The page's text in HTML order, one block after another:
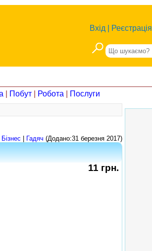
Вхід Реєстрація
Побут Робота
Послуги
Бізнес Гадяч (Додано:31 березня 2017)
11 грн.